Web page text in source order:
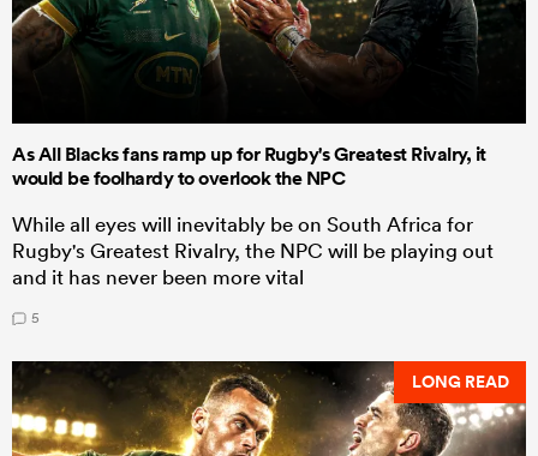
As All Blacks fans ramp up for Rugby's Greatest Rivalry, it
would be foolhardy to overlook the NPC
While all eyes will inevitably be on South Africa for
Rugby's Greatest Rivalry, the NPC will be playing out
and it has never been more vital
5
LONG READ